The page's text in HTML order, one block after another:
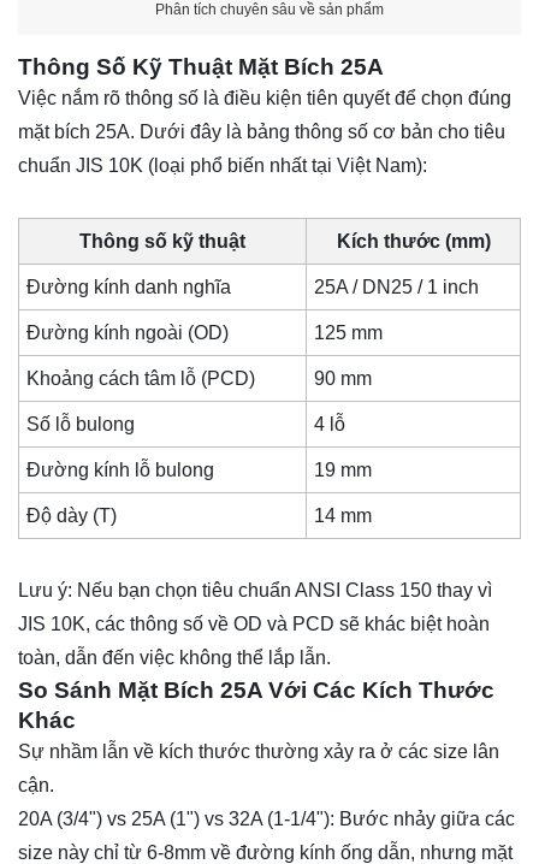
Phân tích chuyên sâu về sản phẩm
Thông Số Kỹ Thuật Mặt Bích 25A
Việc nắm rõ thông số là điều kiện tiên quyết để chọn đúng
mặt bích 25A. Dưới đây là bảng thông số cơ bản cho tiêu
chuẩn JIS 10K (loại phổ biến nhất tại Việt Nam):
Thông số kỹ thuật Kích thước (mm)
Đường kính danh nghĩa 25A / DN25 / 1 inch
Đường kính ngoài (OD) 125 mm
Khoảng cách tâm lỗ (PCD) 90 mm
Số lỗ bulong 4 lỗ
Đường kính lỗ bulong 19 mm
Độ dày (T) 14 mm
Lưu ý: Nếu bạn chọn tiêu chuẩn ANSI Class 150 thay vì
JIS 10K, các thông số về OD và PCD sẽ khác biệt hoàn
toàn, dẫn đến việc không thể lắp lẫn.
So Sánh Mặt Bích 25A Với Các Kích Thước
Khác
Sự nhầm lẫn về kích thước thường xảy ra ở các size lân
cận.
20A (3/4") vs 25A (1") vs 32A (1-1/4"): Bước nhảy giữa các
size này chỉ từ 6-8mm về đường kính ống dẫn, nhưng mặt